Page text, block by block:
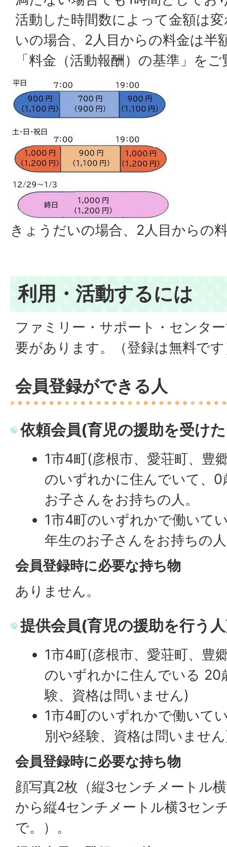
活動した時間数によって金額は
いの場合、2人目からの料金は半
「料金（活動報酬）の基準」を
きょうだいの場合、2人目からの
利用・活動するには
ファミリー・サポート・センタ
要があります。（登録は無料で
会員登録ができる人
依頼会員(育児の援助を受け
1市4町(彦根市、愛荘町、豊
のいずれかに住んでいて、
お子さんをお持ちの人。
1市4町のいずれかで働いて
年生のお子さんをお持ちの
会員登録時に必要な持ち物
ありません。
提供会員(育児の援助を行う
1市4町(彦根市、愛荘町、豊
のいずれかに住んでいる 20
験、資格は問いません)
1市4町のいずれかで働いて
別や経験、資格は問いませ
会員登録時に必要な持ち物
顔写真2枚（縦3センチメートル
から縦4センチメートル横3セン
で。）。